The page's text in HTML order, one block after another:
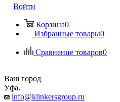
Войти
Корзина0
Избранные товары0
Сравнение товаров0
Ваш город
Уфа
info@klinkersgroup.ru